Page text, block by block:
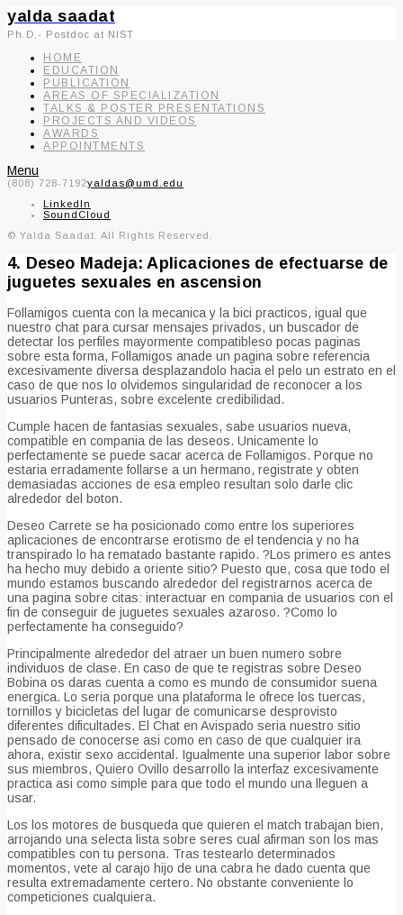
yalda saadat
Ph.D.- Postdoc at NIST
HOME
EDUCATION
PUBLICATION
AREAS OF SPECIALIZATION
TALKS & POSTER PRESENTATIONS
PROJECTS AND VIDEOS
AWARDS
APPOINTMENTS
Menu
(808) 728-7192yaldas@umd.edu
LinkedIn
SoundCloud
© Yalda Saadat. All Rights Reserved.
4. Deseo Madeja: Aplicaciones de efectuarse de
juguetes sexuales en ascension
Follamigos cuenta con la mecanica y la bici practicos, igual que
nuestro chat para cursar mensajes privados, un buscador de
detectar los perfiles mayormente compatibleso pocas paginas
sobre esta forma, Follamigos anade un pagina sobre referencia
excesivamente diversa desplazandolo hacia el pelo un estrato en el
caso de que nos lo olvidemos singularidad de reconocer a los
usuarios Punteras, sobre excelente credibilidad.
Cumple hacen de fantasias sexuales, sabe usuarios nueva,
compatible en compania de las deseos. Unicamente lo
perfectamente se puede sacar acerca de Follamigos. Porque no
estaria erradamente follarse a un hermano, registrate y obten
demasiadas acciones de esa empleo resultan solo darle clic
alrededor del boton.
Deseo Carrete se ha posicionado como entre los superiores
aplicaciones de encontrarse erotismo de el tendencia y no ha
transpirado lo ha rematado bastante rapido. ?Los primero es antes
ha hecho muy debido a oriente sitio? Puesto que, cosa que todo el
mundo estamos buscando alrededor del registrarnos acerca de
una pagina sobre citas: interactuar en compania de usuarios con el
fin de conseguir de juguetes sexuales azaroso. ?Como lo
perfectamente ha conseguido?
Principalmente alrededor del atraer un buen numero sobre
individuos de clase. En caso de que te registras sobre Deseo
Bobina os daras cuenta a como es mundo de consumidor suena
energica. Lo seri­a porque una plataforma le ofrece los tuercas,
tornillos y bicicletas del lugar de comunicarse desprovisto
diferentes dificultades. El Chat en Avispado seri­a nuestro sitio
pensado de conocerse asi­ como en caso de que cualquier ira
ahora, existir sexo accidental. Igualmente una superior labor sobre
sus miembros, Quiero Ovillo desarrollo la interfaz excesivamente
practica asi­ como simple para que todo el mundo una lleguen a
usar.
Los los motores de busqueda que quieren el match trabajan bien,
arrojando una selecta lista sobre seres cual afirman son los mas
compatibles con tu persona. Tras testearlo determinados
momentos, vete al carajo hijo de una cabra he dado cuenta que
resulta extremadamente certero. No obstante conveniente lo
competiciones cualquiera.